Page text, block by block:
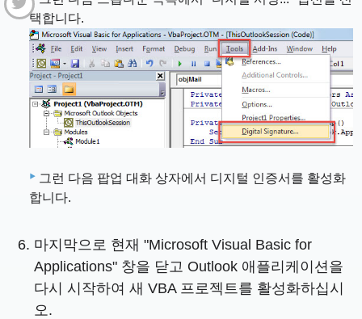
택합니다.
그런 다음 팝업 대화 상자에서 디지털 인증서를 활성화
합니다.
마지막으로 현재 "Microsoft Visual Basic for
Applications" 창을 닫고 Outlook 애플리케이션을
다시 시작하여 새 VBA 프로젝트를 활성화하십시
오.